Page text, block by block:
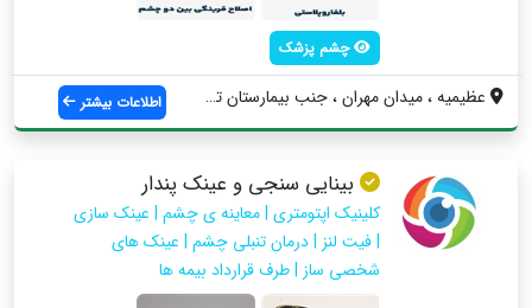
چشم پزشک
عظيميه ، ميدان مهران ، جنب بيمارستان تخت... اطلاعات بیشتر
بینایی سنجی و عینک پندار
کلینیک اپتومتری | معاینه ی چشم | عینک سازی
| فیت لنز | درمان تنبلی چشم | عینک های
شخصی ساز | طرف قرارداد بیمه ها